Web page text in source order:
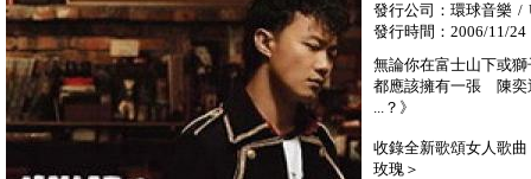
發行公司：環球音樂 /
發行時間：2006/11/24
無論你在富士山下或獅
都應該擁有一張 陳奕
...？》
收錄全新歌頌女人歌
玫瑰＞